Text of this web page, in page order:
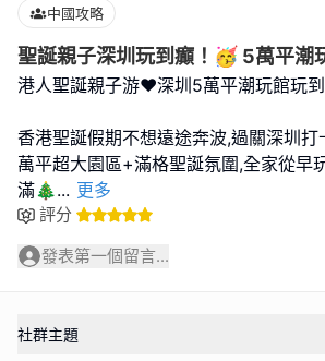
中國攻略
聖誕親子深圳玩到癲！🥳 5萬平潮
港人聖誕親子游❤️深圳5萬平潮玩館玩
香港聖誕假期不想遠途奔波,過關深圳
萬平超大園區+滿格聖誕氛圍,全家從早
滿🎄... 更多
評分
發表第一個留言...
社群主題